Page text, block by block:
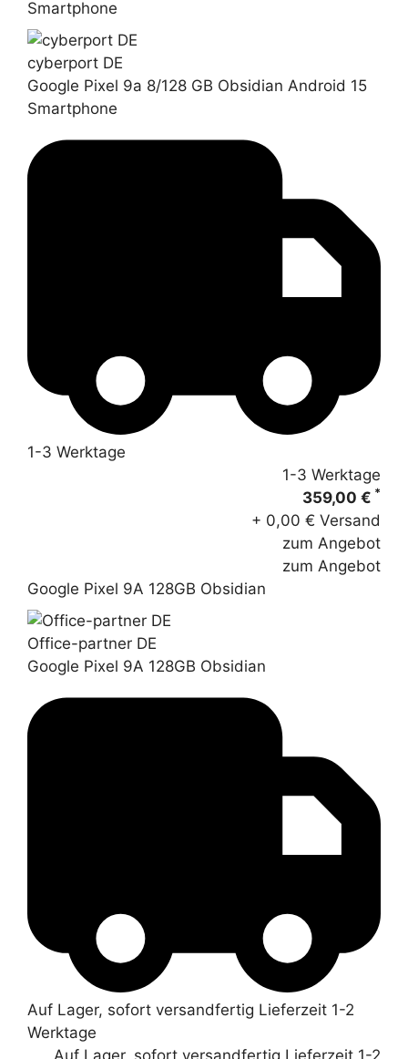
Smartphone
cyberport DE
Google Pixel 9a 8/128 GB Obsidian Android 15
Smartphone
1-3 Werktage
1-3 Werktage
359,00 € *
+ 0,00 € Versand
zum Angebot
zum Angebot
Google Pixel 9A 128GB Obsidian
Office-partner DE
Google Pixel 9A 128GB Obsidian
Auf Lager, sofort versandfertig Lieferzeit 1-2
Werktage
Auf Lager, sofort versandfertig Lieferzeit 1-2